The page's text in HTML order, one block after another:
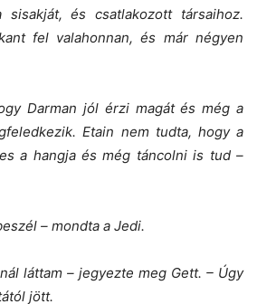
és csatlakozott társaihoz.
fel valahonnan, és már négyen
Darman jól érzi magát és még a
Etain nem tudta, hogy a
a hangja és még táncolni is tud –
– mondta a Jedi.
láttam – jegyezte meg Gett. – Úgy
jött.